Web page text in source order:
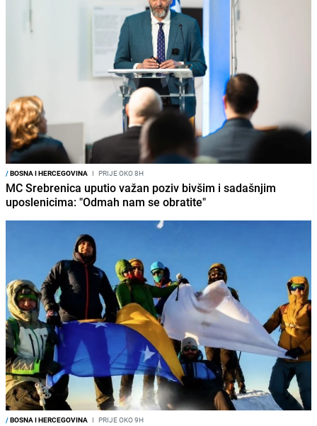
/BOSNA I HERCEGOVINA I PRIJE OKO 8H
MC Srebrenica uputio važan poziv bivšim i sadašnjim
uposlenicima: "Odmah nam se obratite"
/BOSNA I HERCEGOVINA I PRIJE OKO 9H